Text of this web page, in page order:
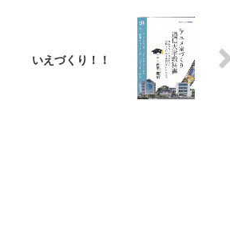
いえづくり！！